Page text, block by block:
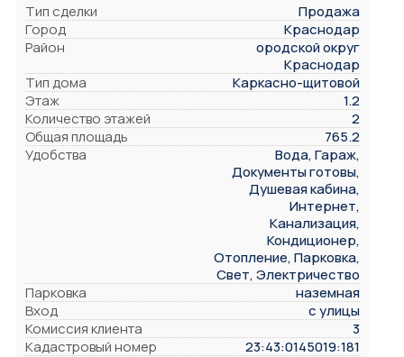
Тип сделки
Продажа
Город
Краснодар
Район
ородской округ
Краснодар
Тип дома
Каркасно-щитовой
Этаж
1.2
Количество этажей
2
Общая площадь
765.2
Удобства
Вода, Гараж,
Документы готовы,
Душевая кабина,
Интернет,
Канализация,
Кондиционер,
Отопление, Парковка,
Свет, Электричество
Парковка
наземная
Вход
с улицы
Комиссия клиента
3
Кадастровый номер
23:43:0145019:181